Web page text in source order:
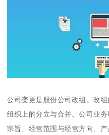
公司变更是股份公司改组。改
组织上的分立与合并。公司业
宗旨、经营范围与经营方向、